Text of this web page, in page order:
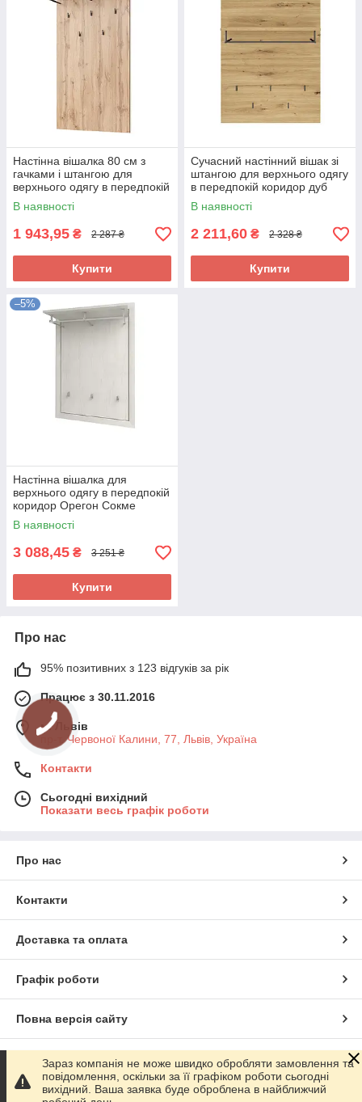
Настінна вішалка 80 см з
гачками і штангою для
верхнього одягу в передпокій
коридор ДСП Мортіз Мебель
Сервіс
В наявності
1 943,95 ₴ 2 287 ₴
Купити
Сучасний настінний вішак зі
штангою для верхнього одягу
в передпокій коридор дуб
артизан Фокус Сокме
В наявності
2 211,60 ₴ 2 328 ₴
Купити
–5%
Настінна вішалка для
верхнього одягу в передпокій
коридор Орегон Сокме
В наявності
3 088,45 ₴ 3 251 ₴
Купити
Про нас
95% позитивних з 123 відгуків за рік
Працює з 30.11.2016
м. Львів
пр-т. Червоної Калини, 77, Львів, Україна
Контакти
Сьогодні вихідний
Показати весь графік роботи
Про нас
Контакти
Доставка та оплата
Графік роботи
Повна версія сайту
Сайт створено на маркетплейсі Prom.ua
Політика конфіденційності
Зараз компанія не може швидко обробляти замовлення та
повідомлення, оскільки за її графіком роботи сьогодні
вихідний. Ваша заявка буде оброблена в найближчий